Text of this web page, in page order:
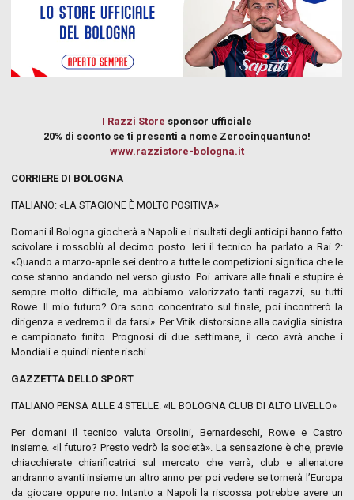
I Razzi Store sponsor ufficiale
20% di sconto se ti presenti a nome Zerocinquantuno!
www.razzistore-bologna.it
CORRIERE DI BOLOGNA
ITALIANO: «LA STAGIONE È MOLTO POSITIVA»
Domani il Bologna giocherà a Napoli e i risultati degli anticipi hanno fatto
scivolare i rossoblù al decimo posto. Ieri il tecnico ha parlato a Rai 2:
«Quando a marzo-aprile sei dentro a tutte le competizioni significa che le
cose stanno andando nel verso giusto. Poi arrivare alle finali e stupire è
sempre molto difficile, ma abbiamo valorizzato tanti ragazzi, su tutti
Rowe. Il mio futuro? Ora sono concentrato sul finale, poi incontrerò la
dirigenza e vedremo il da farsi». Per Vitik distorsione alla caviglia sinistra
e campionato finito. Prognosi di due settimane, il ceco avrà anche i
Mondiali e quindi niente rischi.
GAZZETTA DELLO SPORT
ITALIANO PENSA ALLE 4 STELLE: «IL BOLOGNA CLUB DI ALTO LIVELLO»
Per domani il tecnico valuta Orsolini, Bernardeschi, Rowe e Castro
insieme. «Il futuro? Presto vedrò la società». La sensazione è che, previe
chiacchierate chiarificatrici sul mercato che verrà, club e allenatore
andranno avanti insieme un altro anno per poi vedere se tornerà l’Europa
da giocare oppure no. Intanto a Napoli la riscossa potrebbe avere un